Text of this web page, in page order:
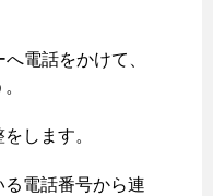
電話をかけて、
します。
電話番号から連